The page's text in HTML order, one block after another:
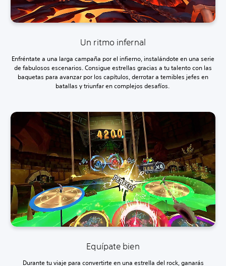
Un ritmo infernal
Enfréntate a una larga campaña por el infierno, instalándote en una serie
de fabulosos escenarios. Consigue estrellas gracias a tu talento con las
baquetas para avanzar por los capítulos, derrotar a temibles jefes en
batallas y triunfar en complejos desafíos.
Equípate bien
Durante tu viaje para convertirte en una estrella del rock, ganarás